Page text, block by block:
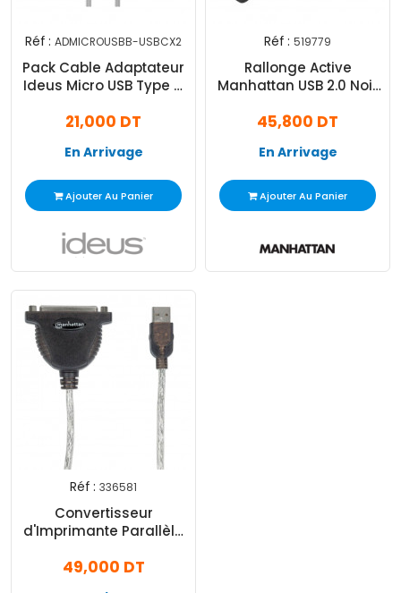
Réf : ADMICROUSBB-USBCX2
Pack Cable Adaptateur
Ideus Micro USB Type C
Micro USB
21,000 DT
En Arrivage
Ajouter Au Panier
Réf : 519779
Rallonge Active
Manhattan USB 2.0 Noir
45,800 DT
En Arrivage
Ajouter Au Panier
Réf : 336581
Convertisseur
d'Imprimante Parallèle
Vers DB25 Noir
49,000 DT